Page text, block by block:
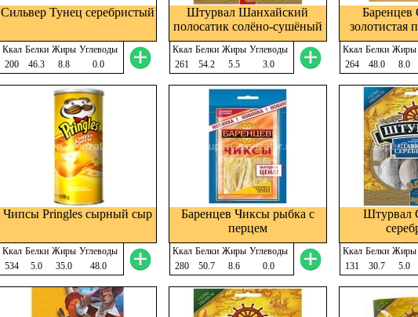
Сильвер Тунец серебристый
Ккал Белки Жиры Углеводы
200
46.3 8.8 0.0
Штурвал Шанхайский
полосатик солёно-сушёный
Ккал Белки Жиры Углеводы
261
54.2 5.5 3.0
Баренцев
золотистая
Ккал Белки Жиры
264
48.0 8.0
Чипсы Pringles сырный сыр
Ккал Белки Жиры Углеводы
534
5.0 35.0 48.0
Баренцев Чиксы рыбка с
перцем
Ккал Белки Жиры Углеводы
280
50.7 8.6 0.0
Штурвал
Ккал Белки Жиры
131
30.7 5.0